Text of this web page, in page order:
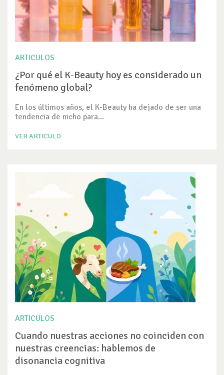
ARTICULOS
¿Por qué el K-Beauty hoy es considerado un
fenómeno global?
En los últimos años, el K-Beauty ha dejado de ser una
tendencia de nicho para...
VER ARTICULO
ARTICULOS
Cuando nuestras acciones no coinciden con
nuestras creencias: hablemos de
disonancia cognitiva